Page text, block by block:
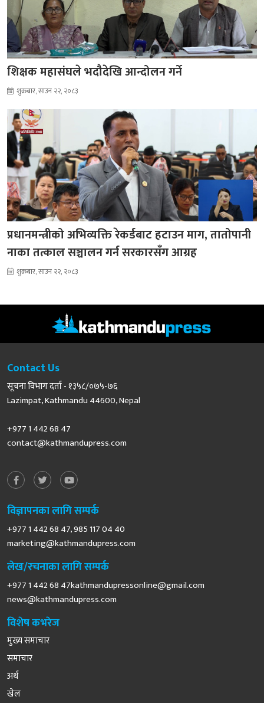
शिक्षक महासंघले भदौदेखि आन्दोलन गर्ने
शुक्रबार, साउन २२, २०८३
प्रधानमन्त्रीको अभिव्यक्ति रेकर्डबाट हटाउन माग, तातोपानी
नाका तत्काल सञ्चालन गर्न सरकारसँग आग्रह
शुक्रबार, साउन २२, २०८३
Contact Us
सूचना विभाग दर्ता - १३५८/०७५-७६
Lazimpat, Kathmandu 44600, Nepal
+977 1 442 68 47
contact@kathmandupress.com
विज्ञापनका लागि सम्पर्क
+977 1 442 68 47, 985 117 04 40
marketing@kathmandupress.com
लेख/रचनाका लागि सम्पर्क
+977 1 442 68 47kathmandupressonline@gmail.com
news@kathmandupress.com
विशेष कभरेज
मुख्य समाचार
समाचार
अर्थ
खेल